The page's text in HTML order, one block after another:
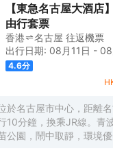
人均可便捷的使用。有
電熱水壺和咖啡壺/茶壺
水的浴室是您消除一天
個舒適的環境，可供休憩
酒店的餐飲，附近的
名駅店）（日本料理）和
ストラン レミニセンス
們家的鰻魚茶泡飯和烤
料理）的美食也不錯哦
位下榻於此的您創造多
室和健身室。酒店提供的
【東急名古屋大酒店】名古
由行套票
香港 名古屋 往返機票
出行日期: 08月11日 -
4.6分
於名古屋市中心，距離
10分鐘，換乘JR線。青
公園，鬧中取靜，環境